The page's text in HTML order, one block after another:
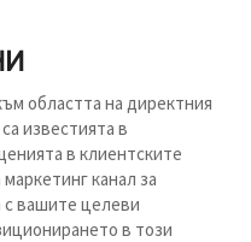
областта на директния
известията в
в клиентските
канал за
с вашите целеви
в този